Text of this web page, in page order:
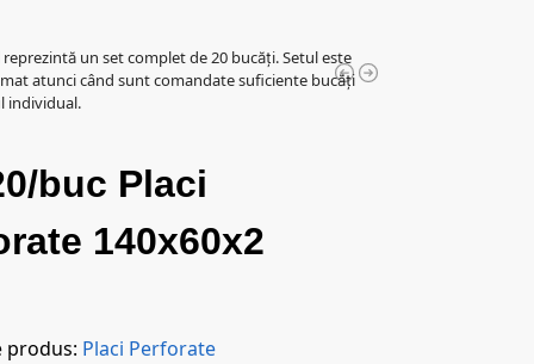
un set complet de 20 bucăți. Setul este
atunci când sunt comandate suficiente bucăți
individual.
buc Placi
140x60x2
produs: Placi Perforate